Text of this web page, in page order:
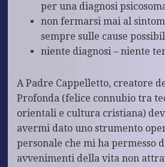
per una diagnosi
non fermarsi mai al
sempre sulle cause
niente diagnosi – niente
A Padre Cappelletto, creatore
Profonda (felice connubio tra
orientali e cultura cristiana)
avermi dato uno strumento
personale che mi ha permesso
avvenimenti della vita non